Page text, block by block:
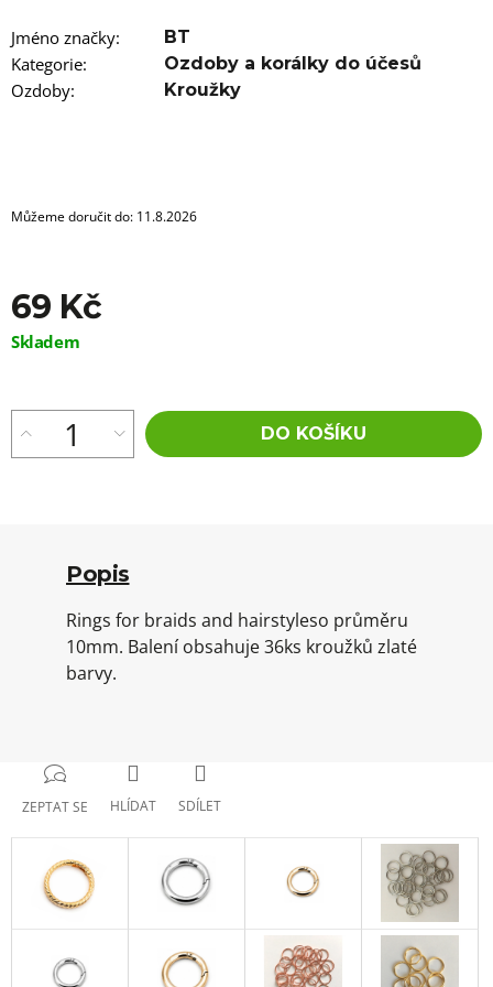
Jméno značky: BT
Kategorie: Ozdoby a korálky do účesů
Ozdoby: Kroužky
Můžeme doručit do: 11.8.2026
69 Kč
Měrná
Skladem
DO KOŠÍKU
Popis
Rings for braids and hairstyleso průměru
10mm. Balení obsahuje 36ks kroužků zlaté
barvy.
ZEPTAT SE HLÍDAT SDÍLET
e
m
e
89
Kč